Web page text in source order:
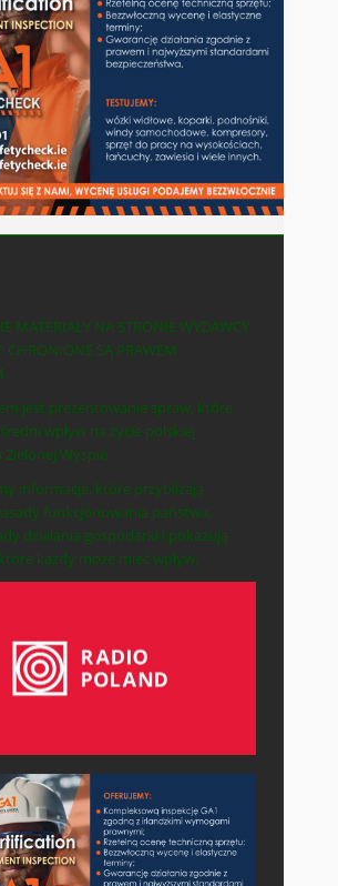
MATERIAŁY NA STRONIE WYDAWCY
CHRONIONE SĄ PRAWEM
jest prezentowanie spraw, które
wpływ na życie polskiej
Zielonej Wyspie.
informacje, które przybliżają
funkcjonowania państwa,
działania gospodarki i pokazują
każdy może mieć wpływ.